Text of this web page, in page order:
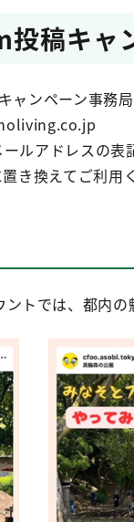
稿キャ
ャンペーン事務
ルアドレスの表
き換えてご利用
トでは、都内の